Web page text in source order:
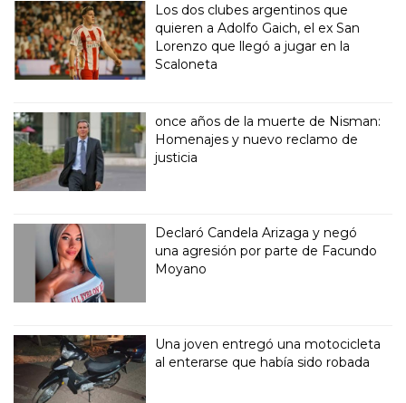
Los dos clubes argentinos que
quieren a Adolfo Gaich, el ex San
Lorenzo que llegó a jugar en la
Scaloneta
once años de la muerte de Nisman:
Homenajes y nuevo reclamo de
justicia
Declaró Candela Arizaga y negó
una agresión por parte de Facundo
Moyano
Una joven entregó una motocicleta
al enterarse que había sido robada